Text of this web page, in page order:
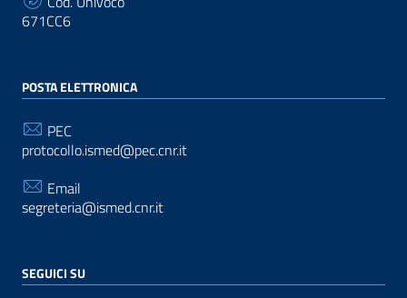
671CC6
POSTA ELETTRONICA
PEC
protocollo.ismed@pec.cnr.it
Email
segreteria@ismed.cnr.it
SEGUICI SU